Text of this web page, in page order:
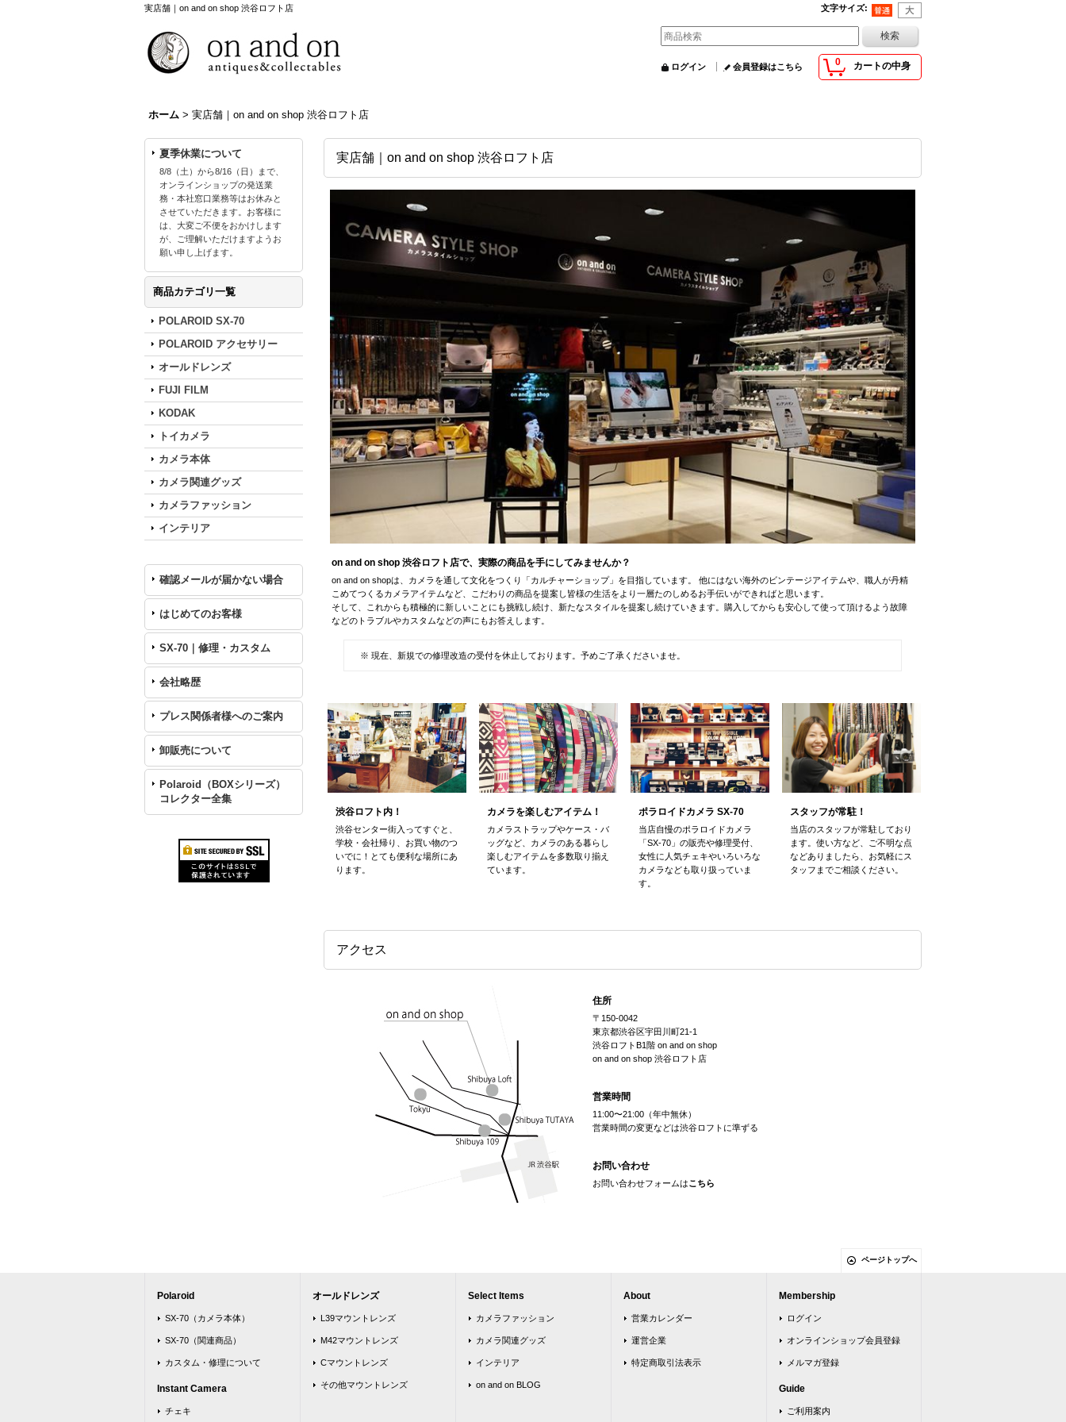
実店舗｜on and on shop 渋谷ロフト店 文字サイズ:
0 カートの中身
ログイン 会員登録はこちら
ホーム > 実店舗｜on and on shop 渋谷ロフト店
夏季休業について
8/8（土）から8/16（日）まで、
オンラインショップの発送業
務・本社窓口業務等はお休みと
させていただきます。お客様に
は、大変ご不便をおかけします
が、ご理解いただけますようお
願い申し上げます。
商品カテゴリ一覧
POLAROID SX-70
POLAROID アクセサリー
オールドレンズ
FUJI FILM
KODAK
トイカメラ
カメラ本体
カメラ関連グッズ
カメラファッション
インテリア
確認メールが届かない場合
はじめてのお客様
SX-70｜修理・カスタム
会社略歴
プレス関係者様へのご案内
卸販売について
Polaroid（BOXシリーズ）
コレクター全集
実店舗｜on and on shop 渋谷ロフト店
on and on shop 渋谷ロフト店で、実際の商品を手にしてみませんか？
on and on shopは、カメラを通して文化をつくり「カルチャーショップ」を目指しています。 他にはない海外のビンテージアイテムや、職人が丹精
こめてつくるカメラアイテムなど、こだわりの商品を提案し皆様の生活をより一層たのしめるお手伝いができればと思います。
そして、これからも積極的に新しいことにも挑戦し続け、新たなスタイルを提案し続けていきます。購入してからも安心して使って頂けるよう故障
などのトラブルやカスタムなどの声にもお答えします。
※ 現在、新規での修理改造の受付を休止しております。予めご了承くださいませ。
渋谷ロフト内！
渋谷センター街入ってすぐと、
学校・会社帰り、お買い物のつ
いでに！とても便利な場所にあ
ります。
カメラを楽しむアイテム！
カメラストラップやケース・バ
ッグなど、カメラのある暮らし
楽しむアイテムを多数取り揃え
ています。
ポラロイドカメラ SX-70
当店自慢のポラロイドカメラ
「SX-70」の販売や修理受付、
女性に人気チェキやいろいろな
カメラなども取り扱っていま
す。
スタッフが常駐！
当店のスタッフが常駐しており
ます。使い方など、ご不明な点
などありましたら、お気軽にス
タッフまでご相談ください。
アクセス
住所
〒150-0042
東京都渋谷区宇田川町21-1
渋谷ロフトB1階 on and on shop
on and on shop 渋谷ロフト店
営業時間
11:00〜21:00（年中無休）
営業時間の変更などは渋谷ロフトに準ずる
お問い合わせ
お問い合わせフォームはこちら
ページトップへ
Polaroid
SX-70（カメラ本体）
SX-70（関連商品）
カスタム・修理について
Instant Camera
チェキ
オールドレンズ
L39マウントレンズ
M42マウントレンズ
Cマウントレンズ
その他マウントレンズ
Select Items
カメラファッション
カメラ関連グッズ
インテリア
on and on BLOG
About
営業カレンダー
運営企業
特定商取引法表示
Membership
ログイン
オンラインショップ会員登録
メルマガ登録
Guide
ご利用案内